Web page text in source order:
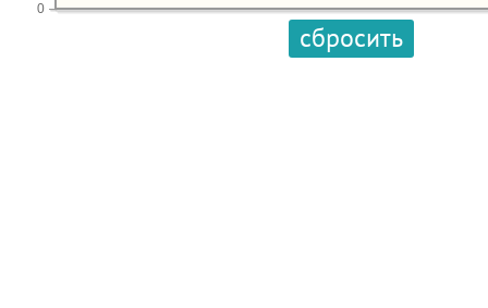
0
сбросить